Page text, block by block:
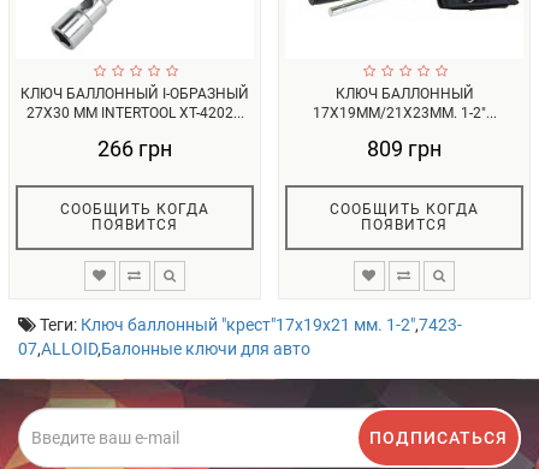
КЛЮЧ БАЛЛОННЫЙ I-ОБРАЗНЫЙ
27Х30 ММ INTERTOOL XT-4202...
266 грн
СООБЩИТЬ КОГДА
ПОЯВИТСЯ
КЛЮЧ БАЛЛОННЫЙ
17Х19ММ/21Х23ММ. 1-2"...
809 грн
СООБЩИТЬ КОГДА
ПОЯВИТСЯ
Теги: Ключ баллонный "крест"17х19х21 мм. 1-2",7423-
07,ALLOID,Балонные ключи для авто
ПОДПИСАТЬСЯ